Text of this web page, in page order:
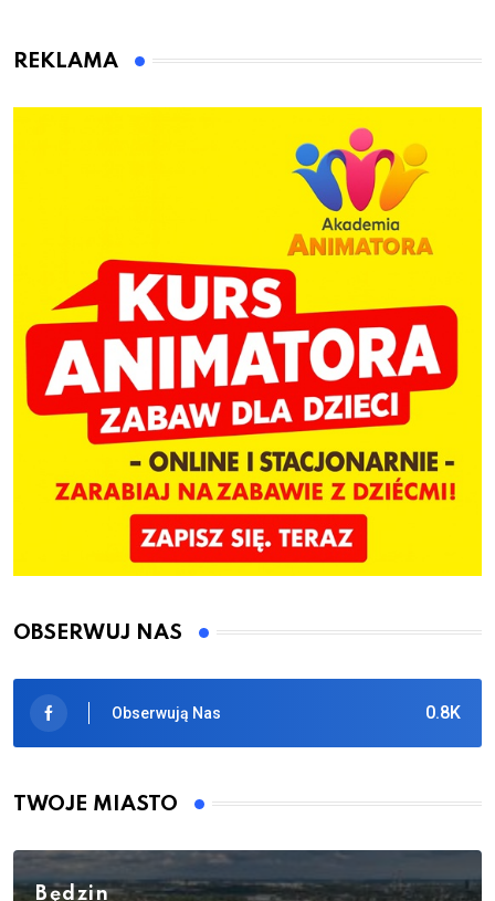
dzieci
REKLAMA
OBSERWUJ NAS
0.8K
Obserwują Nas
TWOJE MIASTO
Będzin